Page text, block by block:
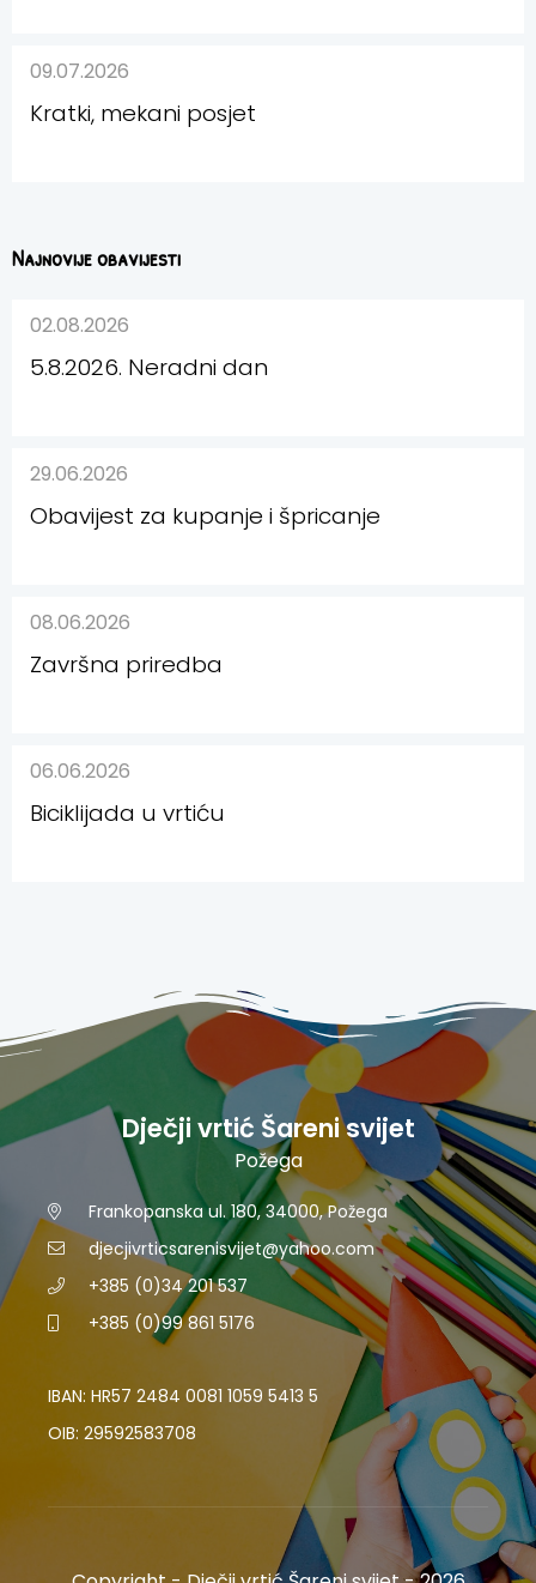
09.07.2026
Kratki, mekani posjet
Najnovije obavijesti
02.08.2026
5.8.2026. Neradni dan
29.06.2026
Obavijest za kupanje i špricanje
08.06.2026
Završna priredba
06.06.2026
Biciklijada u vrtiću
Dječji vrtić Šareni svijet
Požega
Frankopanska ul. 180, 34000, Požega
djecjivrticsarenisvijet@yahoo.com
+385 (0)34 201 537
+385 (0)99 861 5176
IBAN: HR57 2484 0081 1059 5413 5
OIB: 29592583708